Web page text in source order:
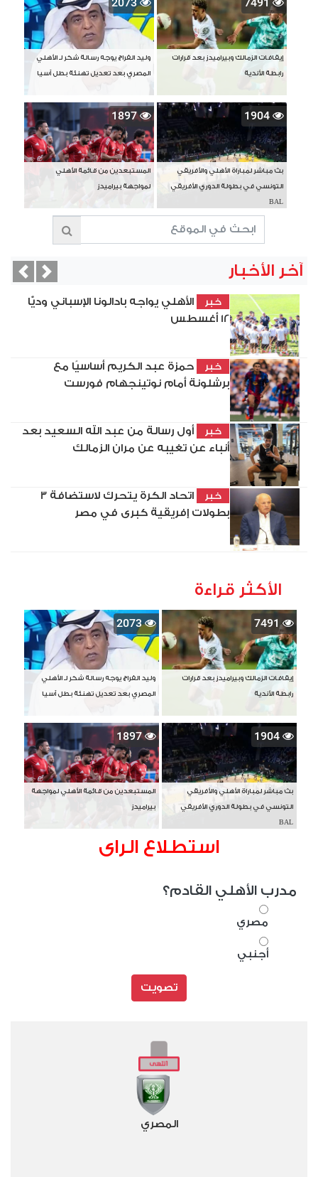
إيقافات الزمالك وبيراميدز بعد قرارات
رابطة الأندية
وليد الفراج يوجه رسالة شكر لـ الأهلي
المصري بعد تعديل تهنئة بطل آسيا
1904
بث مباشر لمباراة الأهلي والأفريقي
التونسي في بطولة الدوري الأفريقي
BAL
1897
المستبعدين من قائمة الأهلي
لمواجهة بيراميدز
آخر الأخبار
خبر
الأهلي يواجه بادالونا الإسباني وديًّا
12 أغسطس
خبر
حمزة عبد الكريم أساسيًا مع
برشلونة أمام نوتينجهام فورست
خبر
أول رسالة من عبد الله السعيد بعد
أنباء عن تغيبه عن مران الزمالك
خبر
اتحاد الكرة يتحرك لاستضافة 3
بطولات إفريقية كبرى في مصر
Next
الأكثر قراءة
7491
إيقافات الزمالك وبيراميدز بعد قرارات
رابطة الأندية
2073
وليد الفراج يوجه رسالة شكر لـ الأهلي
المصري بعد تعديل تهنئة بطل آسيا
1904
بث مباشر لمباراة الأهلي والأفريقي
التونسي في بطولة الدوري الأفريقي
BAL
1897
المستبعدين من قائمة الأهلي لمواجهة
بيراميدز
استطلاع الراى
مدرب الأهلي القادم؟
مصري
أجنبي
تصويت
المصري